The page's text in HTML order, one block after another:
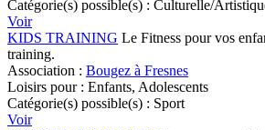
Catégorie(s) possible(s) : Culturelle/
Voir
KIDS TRAINING Le Fitness pour vos
training.
Association : Bougez à Fresnes
Loisirs pour : Enfants, Adolescents
Catégorie(s) possible(s) : Sport
Voir